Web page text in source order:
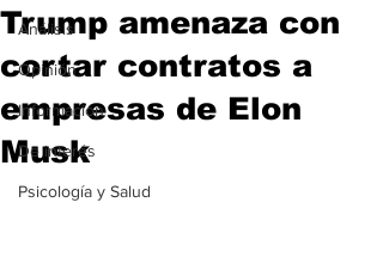
Análisis
Opinión
Información
De interés
Psicología y Salud
Trump amenaza con
cortar contratos a
empresas de Elon
Musk